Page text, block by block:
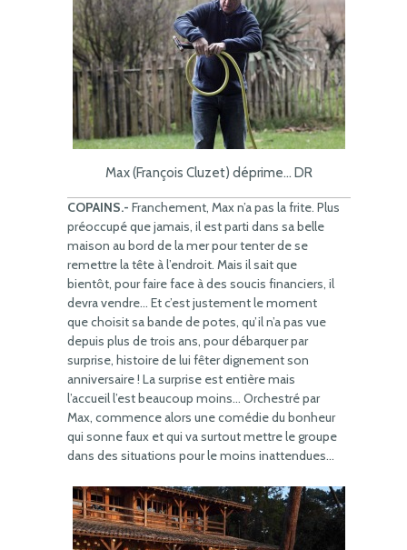
Max (François Cluzet) déprime… DR
COPAINS.- Franchement, Max n’a pas la frite. Plus
préoccupé que jamais, il est parti dans sa belle
maison au bord de la mer pour tenter de se
remettre la tête à l’endroit. Mais il sait que
bientôt, pour faire face à des soucis financiers, il
devra vendre… Et c’est justement le moment
que choisit sa bande de potes, qu’il n’a pas vue
depuis plus de trois ans, pour débarquer par
surprise, histoire de lui fêter dignement son
anniversaire ! La surprise est entière mais
l’accueil l’est beaucoup moins… Orchestré par
Max, commence alors une comédie du bonheur
qui sonne faux et qui va surtout mettre le groupe
dans des situations pour le moins inattendues…